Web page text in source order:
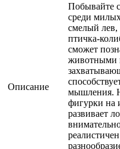
Описание
Побывайте
среди
смелый лев,
птичка-
сможет
животными
мышления.
фигурки на
развивает